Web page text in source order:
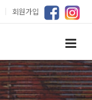
｜ 회원가입